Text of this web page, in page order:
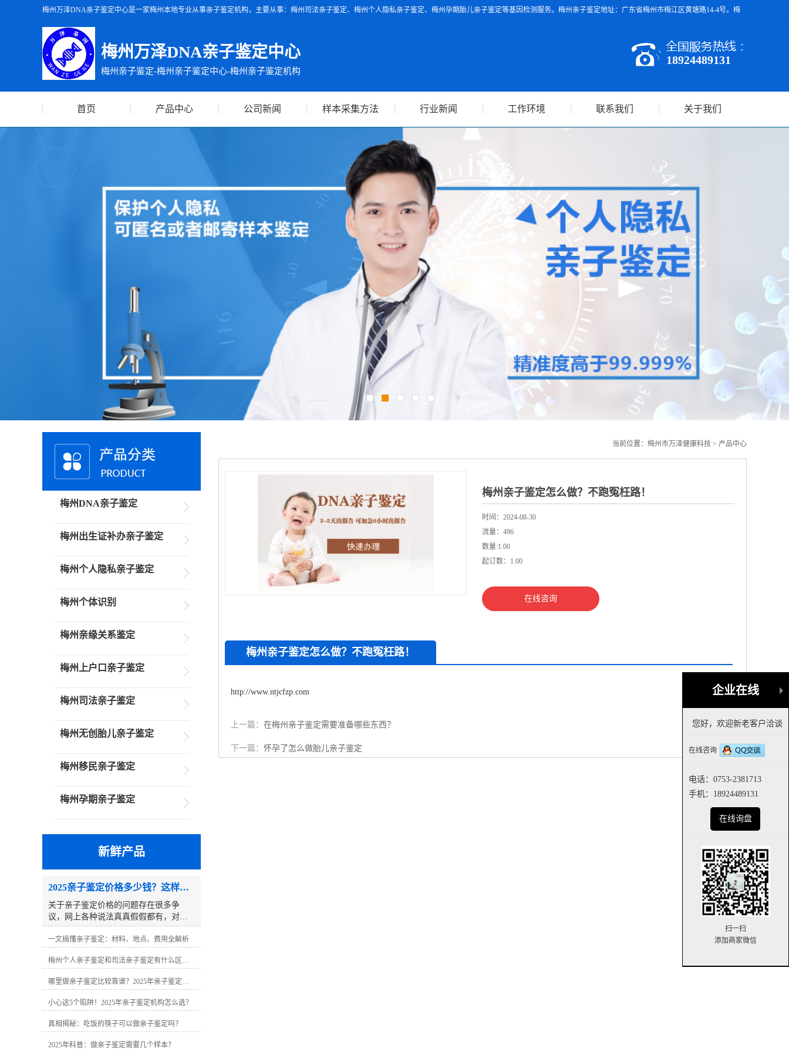
梅州万泽DNA亲子鉴定中心是一家梅州本地专业从事亲子鉴定机构，主要从事：梅州司法亲子鉴定、梅州个人隐私亲子鉴定、梅州孕期胎儿亲子鉴定等基因检测服务。梅州亲子鉴定地址：广东省梅州市梅江区黄塘路14-4号。梅
州万泽DNA亲子鉴定中心出具的亲子鉴定报告准确率达99.99%，出具的亲子鉴定报告可作为独立司法鉴定依据，全球通用。
梅州万泽DNA亲子鉴定中心
梅州亲子鉴定-梅州亲子鉴定中心-梅州亲子鉴定机构
18924489131
首页 产品中心 公司新闻 样本采集方法 行业新闻 工作环境 联系我们 关于我们
当前位置： 梅州市万泽健康科技 > 产品中心
梅州亲子鉴定怎么做？不跑冤枉路！
时间：2024-08-30
流量：496
数量:1.00
起订数：1.00
在线咨询
梅州亲子鉴定怎么做？不跑冤枉路！
http://www.ntjcfzp.com
上一篇： 在梅州亲子鉴定需要准备哪些东西？
下一篇： 怀孕了怎么做胎儿亲子鉴定
梅州DNA亲子鉴定
梅州出生证补办亲子鉴定
梅州个人隐私亲子鉴定
梅州个体识别
梅州亲缘关系鉴定
梅州上户口亲子鉴定
梅州司法亲子鉴定
梅州无创胎儿亲子鉴定
梅州移民亲子鉴定
梅州孕期亲子鉴定
新鲜产品
2025亲子鉴定价格多少钱？这样选省一半钱
关于亲子鉴定价格的问题存在很多争
议，网上各种说法真真假假都有，对于
第一次接触亲子鉴定的当事人来说很难
分辨，到底做一个亲子鉴定需要多少
个固定数字，因为具体的亲子鉴定价格
往往因地区、鉴定类型、样本数量、鉴
定样本、附加服务等因素而异。2025亲
子鉴定价格多少钱？这样选省一半
钱 一、不同类型亲子鉴定价格区间
（2025年正规机构指导价）�� 司法亲
子鉴定• 父子二联体：2400-2800元（含
法律效力）• 父母子三联体：3000-3900
一文搞懂亲子鉴定：材料、地点、费用全解析
梅州个人亲子鉴定和司法亲子鉴定有什么区别？
哪里做亲子鉴定比较靠谱？2025年亲子鉴定机构指南
小心这5个陷阱！2025年亲子鉴定机构怎么选？
真相揭秘：吃饭的筷子可以做亲子鉴定吗？
2025年科普：做亲子鉴定需要几个样本？
企业在线
您好，欢迎新老客户洽谈
在线咨询
电话：0753-2381713
手机：18924489131
在线询盘
扫一扫
添加商家微信